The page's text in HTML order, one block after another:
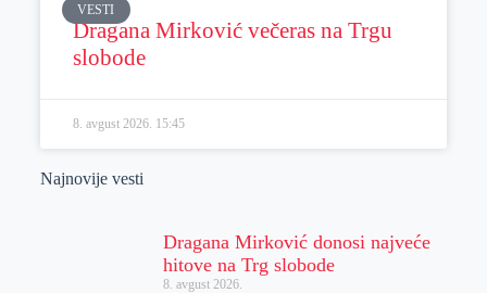
VESTI
Dragana Mirković večeras na Trgu
slobode
8. avgust 2026. 15:45
Najnovije vesti
Dragana Mirković donosi najveće
hitove na Trg slobode
8. avgust 2026.